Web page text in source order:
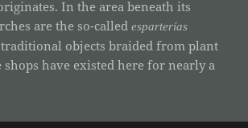
In the area beneath its
are the so-calledesparterías
objects braided from plant
have existed here for nearly a